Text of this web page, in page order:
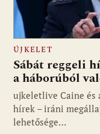
Fotó: ujkelet.live
ÚJKELET
Sábát reggeli
a háborúból
ujkeletlive Caine és
hírek – iráni
lehetősége…